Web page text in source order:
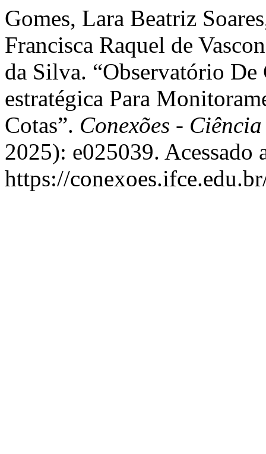
Gomes, Lara Beatriz
Francisca Raquel de
da Silva. “Observatório
estratégica Para
Cotas”. Conexões -
2025): e025039. Acessado
https://